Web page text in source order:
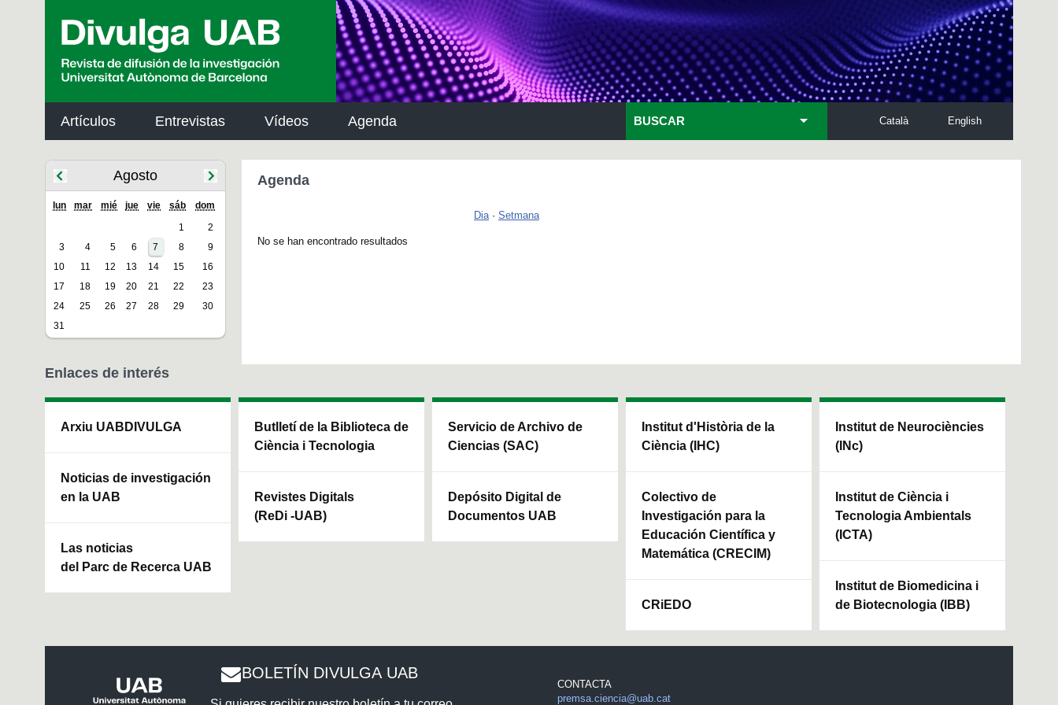
Artículos Entrevistas Vídeos Agenda English
Català
BUSCAR
Agosto
lun mar mié jue vie sáb dom
1
2
3
4 5 6 7 8
9
10
11 12 13 14 15
16
17
18 19 20 21 22
23
24
25 26 27 28 29
30
31
Agenda
Dia · Setmana
No se han encontrado resultados
Enlaces de interés
Arxiu UABDIVULGA
Noticias de investigación
en la UAB
Las noticias
del Parc de Recerca UAB
Butlletí de la Biblioteca de
Ciència i Tecnologia
Revistes Digitals
(ReDi -UAB)
Servicio de Archivo de
Ciencias (SAC)
Depósito Digital de
Documentos UAB
Institut d'Història de la
Ciència (IHC)
Colectivo de
Investigación para la
Educación Científica y
Matemática (CRECIM)
CRiEDO
Institut de Neurociències
(INc)
Institut de Ciència i
Tecnologia Ambientals
(ICTA)
Institut de Biomedicina i
de Biotecnologia (IBB)
BOLETÍN DIVULGA UAB
CONTACTA
premsa.ciencia@uab.cat